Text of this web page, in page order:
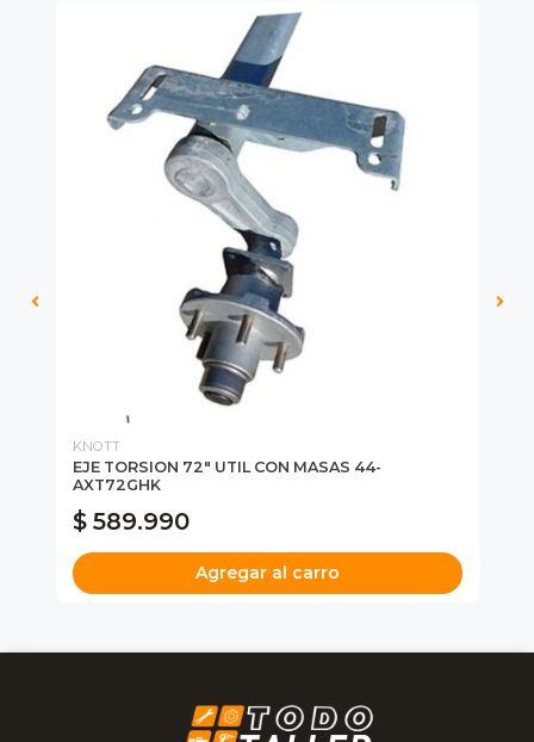
KNOTT
EJE TORSION 72" UTIL CON MASAS 44-
AXT72GHK
$ 589.990
Agregar al carro